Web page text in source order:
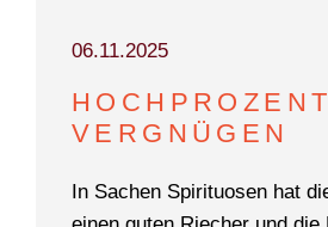
06.11.2025
VERGNÜGEN
In Sachen Spirituosen hat